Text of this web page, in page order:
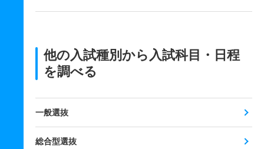
他の入試種別から入試科目・日程
を調べる
一般選抜
総合型選抜